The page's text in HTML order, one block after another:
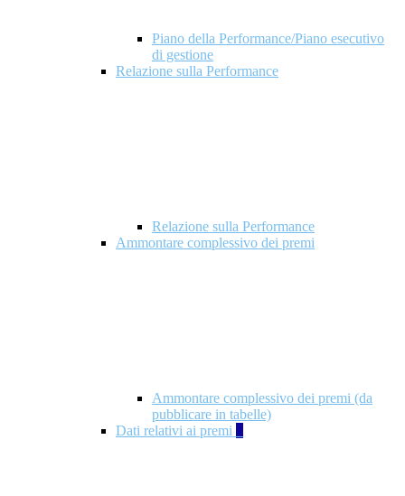
Piano della Performance/Piano esecutivo
di gestione
Relazione sulla Performance
Relazione sulla Performance
Ammontare complessivo dei premi
Ammontare complessivo dei premi (da
pubblicare in tabelle)
Dati relativi ai premi 5